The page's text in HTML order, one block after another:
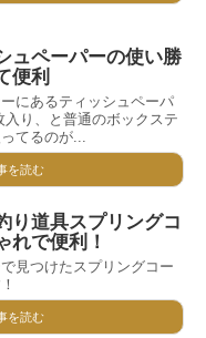
ュペーパーの使い勝
便利
にあるティッシュペーパ
り、と普通のボックステ
てるのが...
を読む
り道具スプリングコ
れで便利！
見つけたスプリングコー
を読む